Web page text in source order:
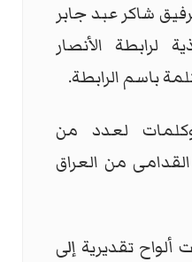
شاكر عبد جابر
لرابطة الأنصار
باسم الرابطة.
لعدد من
من العراق
ألواح تقديرية إلى